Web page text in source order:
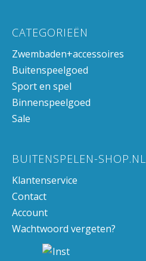
CATEGORIEËN
Zwembaden+accessoires
Buitenspeelgoed
Sport en spel
Binnenspeelgoed
Sale
BUITENSPELEN-SHOP.NL
Klantenservice
Contact
Account
Wachtwoord vergeten?